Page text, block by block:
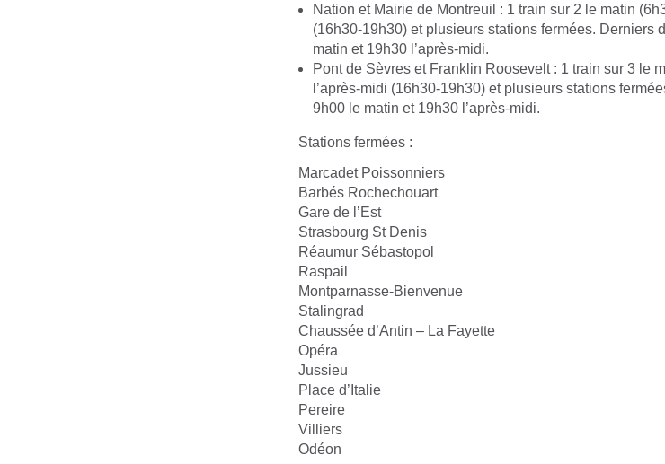
Nation et Mairie de Montreuil : 1 train sur 2 le matin
(16h30-19h30) et plusieurs stations fermées. Derniers
matin et 19h30 l’après-midi.
Pont de Sèvres et Franklin Roosevelt : 1 train sur 3 le
l’après-midi (16h30-19h30) et plusieurs stations
9h00 le matin et 19h30 l’après-midi.
Stations fermées :
Marcadet Poissonniers
Barbés Rochechouart
Gare de l’Est
Strasbourg St Denis
Réaumur Sébastopol
Raspail
Montparnasse-Bienvenue
Stalingrad
Chaussée d’Antin – La Fayette
Opéra
Jussieu
Place d’Italie
Pereire
Villiers
Odéon